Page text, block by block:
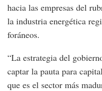
hacia las empresas del
la industria energética
foráneos.
“La estrategia del
captar la pauta para
que es el sector más